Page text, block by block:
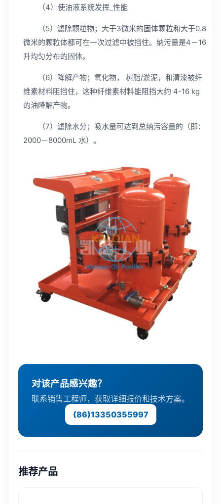
（4）使油液系统发挥_性能
（5）滤除颗粒物；大于3微米的固体颗粒和大于0.8
微米的颗粒体都可在一次过滤中被挡住。纳污量是4－16
升均匀分布的固体。
（6）降解产物；氧化物， 树脂/淤泥，和清漆被纤
维素材料阻挡住，这种纤维素材料能阻挡大约 4-16 kg
的油降解产物。
（7）滤除水分；吸水量可达到总纳污容量的（即：
2000－8000mL 水）。
对该产品感兴趣？
联系销售工程师，获取详细报价和技术方案。
(86)13350355997
推荐产品